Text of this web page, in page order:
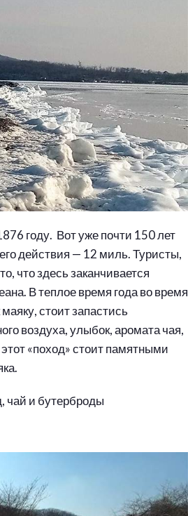
году. Вот уже почти 150 лет
действия — 12 миль. Туристы,
что здесь заканчивается
В теплое время года во время
стоит запастись
воздуха, улыбок, аромата чая,
«поход» стоит памятными
чай и бутерброды